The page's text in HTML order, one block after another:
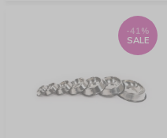
-41%
SALE